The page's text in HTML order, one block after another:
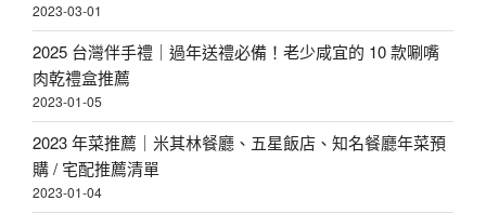
2023-03-01
2025 台灣伴手禮｜過年送禮必備！老少咸宜的 10 款唰嘴
肉乾禮盒推薦
2023-01-05
2023 年菜推薦｜米其林餐廳、五星飯店、知名餐廳年菜預
購 / 宅配推薦清單
2023-01-04